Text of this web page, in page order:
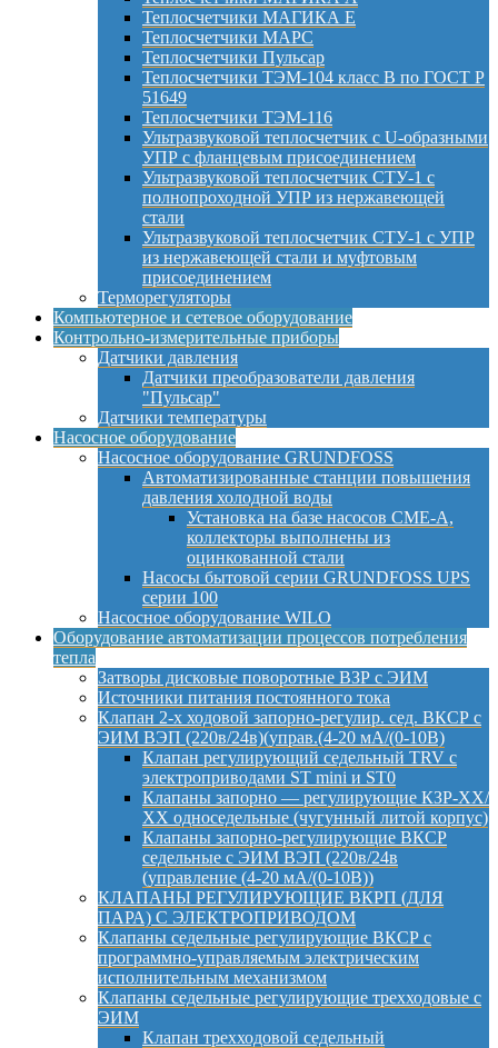
Теплосчетчики МАГИКА Е
Теплосчетчики МАРС
Теплосчетчики Пульсар
Теплосчетчики ТЭМ-104 класс B по ГОСТ Р
51649
Теплосчетчики ТЭМ-116
Ультразвуковой теплосчетчик с U-образными
УПР с фланцевым присоединением
Ультразвуковой теплосчетчик СТУ-1 с
полнопроходной УПР из нержавеющей
стали
Ультразвуковой теплосчетчик СТУ-1 с УПР
из нержавеющей стали и муфтовым
присоединением
Терморегуляторы
Компьютерное и сетевое оборудование
Контрольно-измерительные приборы
Датчики давления
Датчики преобразователи давления
"Пульсар"
Датчики температуры
Насосное оборудование
Насосное оборудование GRUNDFOSS
Автоматизированные станции повышения
давления холодной воды
Установка на базе насосов CME-A,
коллекторы выполнены из
оцинкованной стали
Насосы бытовой серии GRUNDFOSS UPS
серии 100
Насосное оборудование WILO
Оборудование автоматизации процессов потребления
тепла
Затворы дисковые поворотные ВЗР с ЭИМ
Источники питания постоянного тока
Клапан 2-х ходовой запорно-регулир. сед. ВКСР с
ЭИМ ВЭП (220в/24в)(управ.(4-20 мА/(0-10В)
Клапан регулирующий седельный TRV с
электроприводами ST mini и ST0
Клапаны запорно — регулирующие КЗР-ХХ/
ХХ односедельные (чугунный литой корпус)
Клапаны запорно-регулирующие ВКСР
седельные с ЭИМ ВЭП (220в/24в
(управление (4-20 мА/(0-10В))
КЛАПАНЫ РЕГУЛИРУЮЩИЕ ВКРП (ДЛЯ
ПАРА) С ЭЛЕКТРОПРИВОДОМ
Клапаны седельные регулирующие ВКСР с
программно-управляемым электрическим
исполнительным механизмом
Клапаны седельные регулирующие трехходовые с
ЭИМ
Клапан трехходовой седельный